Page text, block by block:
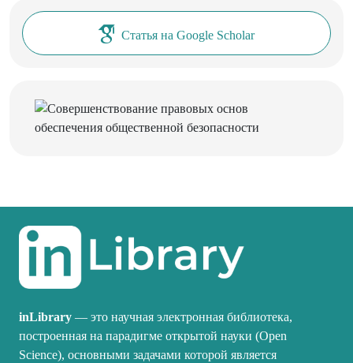
Статья на Google Scholar
inLibrary — это научная электронная библиотека,
построенная на парадигме открытой науки (Open
Science), основными задачами которой является